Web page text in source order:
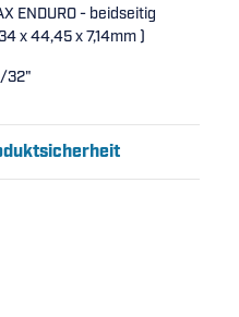
ENDURO - beidseitig
x 44,45 x 7,14mm )
32"